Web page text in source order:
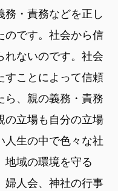
務・責務などを正し
のです。社会から信
れないのです。社会
すことによって信頼
ら、親の義務・責務
の立場も自分の立場
人生の中で色々な社
地域の環境を守る
婦人会、神社の行事